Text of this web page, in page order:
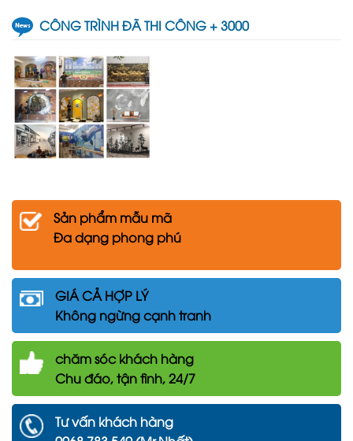
CÔNG TRÌNH ĐÃ THI CÔNG + 3000
Sản phẩm mẫu mã
Đa dạng phong phú
GIÁ CẢ HỢP LÝ
Không ngừng cạnh tranh
chămsóc khách hàng
Chu đáo, tận tình, 24/7
Tư vấn khách hàng